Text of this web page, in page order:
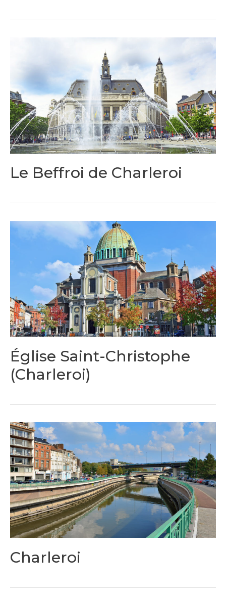
Le Beffroi de Charleroi
Église Saint-Christophe
(Charleroi)
Charleroi